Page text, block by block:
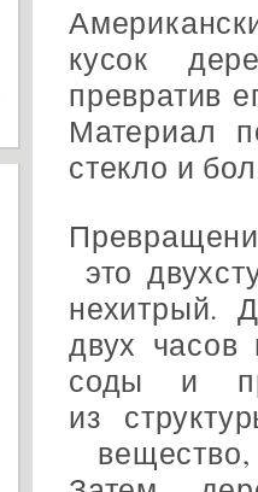
кусок
превратив
Материал
стекло и
это
нехитрый.
двух часов
соды и
из